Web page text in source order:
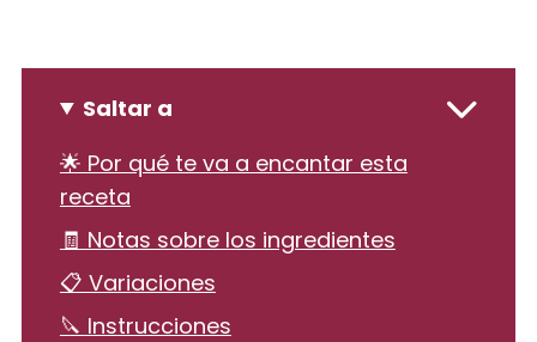
Saltar a
🌟 Por qué te va a encantar esta
receta
🧾 Notas sobre los ingredientes
📋 Variaciones
🔪 Instrucciones